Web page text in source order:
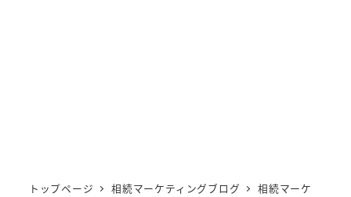
トップページ 相続マーケティングブログ
相続マーケ